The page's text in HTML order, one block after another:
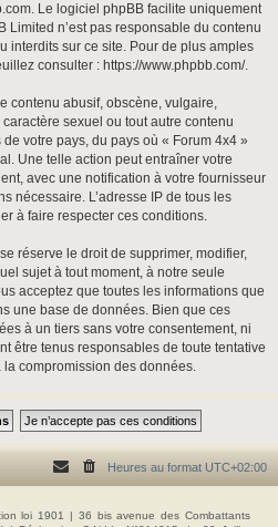
. Le logiciel phpBB facilite uniquement
Limited n’est pas responsable du contenu
interdits sur ce site. Pour de plus amples
consulter : https://www.phpbb.com/.
contenu abusif, obscène, vulgaire,
sexuel ou tout autre contenu
votre pays, du pays où « Forum 4x4 »
Une telle action peut entraîner votre
avec une notification à votre fournisseur
nécessaire. L’adresse IP de tous les
à faire respecter ces conditions.
réserve le droit de supprimer, modifier,
sujet à tout moment, à notre seule
acceptez que toutes les informations que
une base de données. Bien que ces
à un tiers sans votre consentement, ni
être tenus responsables de toute tentative
compromission des données.
Heures au format UTC+02:00
loi 1901 | 36 bis avenue des Combattants